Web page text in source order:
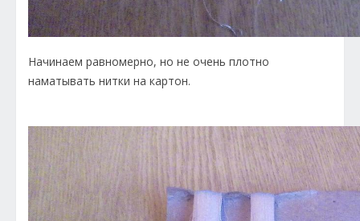
Начинаем равномерно, но не очень плотно
наматывать нитки на картон.